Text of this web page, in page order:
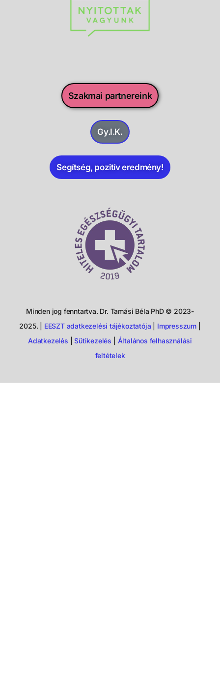
Szakmai partnereink
Gy.I.K.
Segítség, pozitív eredmény!
Minden jog fenntartva. Dr. Tamási Béla PhD © 2023-
2025. | EESZT adatkezelési tájékoztatója Impresszum|
Adatkezelés |Sütikezelés
Általános felhasználási
feltételek